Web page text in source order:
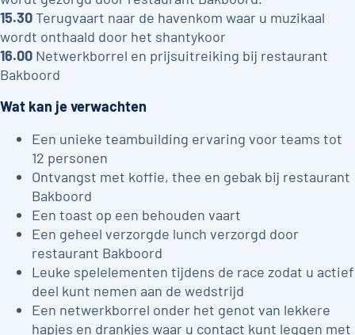
15.30Terugvaart naar de havenkom waar u muzikaal
wordt onthaald door het shantykoor
16.00 Netwerkborrel en prijsuitreiking bij restaurant
Bakboord
Wat kan je verwachten
Een unieke teambuilding ervaring voor teams tot
12 personen
Ontvangst met koffie, thee en gebak bij restaurant
Bakboord
Een toast op een behouden vaart
Een geheel verzorgde lunch verzorgd door
restaurant Bakboord
Leuke spelelementen tijdens de race zodat u actief
deel kunt nemen aan de wedstrijd
Een netwerkborrel onder het genot van lekkere
hapjes en drankjes waar u contact kunt leggen met